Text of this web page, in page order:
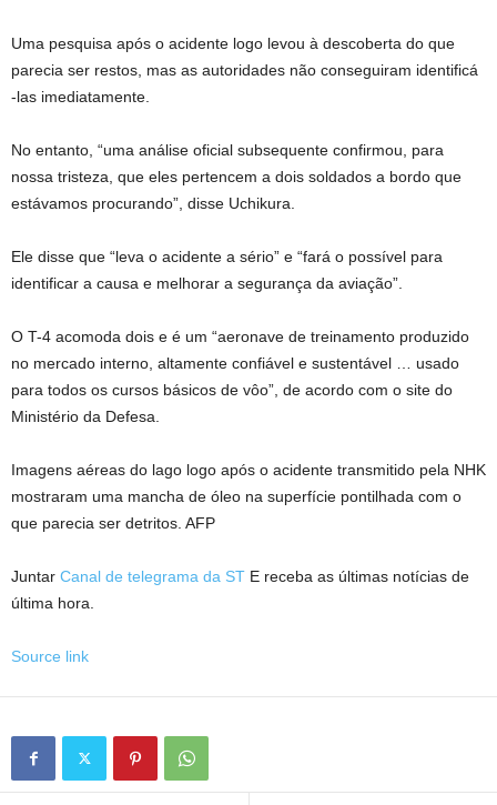
Uma pesquisa após o acidente logo levou à descoberta do que
parecia ser restos, mas as autoridades não conseguiram identificá
-las imediatamente.
No entanto, “uma análise oficial subsequente confirmou, para
nossa tristeza, que eles pertencem a dois soldados a bordo que
estávamos procurando”, disse Uchikura.
Ele disse que “leva o acidente a sério” e “fará o possível para
identificar a causa e melhorar a segurança da aviação”.
O T-4 acomoda dois e é um “aeronave de treinamento produzido
no mercado interno, altamente confiável e sustentável … usado
para todos os cursos básicos de vôo”, de acordo com o site do
Ministério da Defesa.
Imagens aéreas do lago logo após o acidente transmitido pela NHK
mostraram uma mancha de óleo na superfície pontilhada com o
que parecia ser detritos. AFP
Juntar Canal de telegrama da ST E receba as últimas notícias de
última hora.
Source link